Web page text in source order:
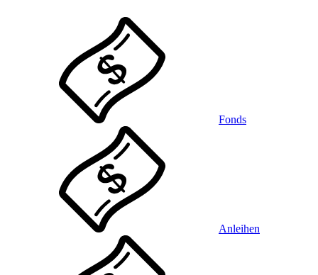
Fonds
Anleihen